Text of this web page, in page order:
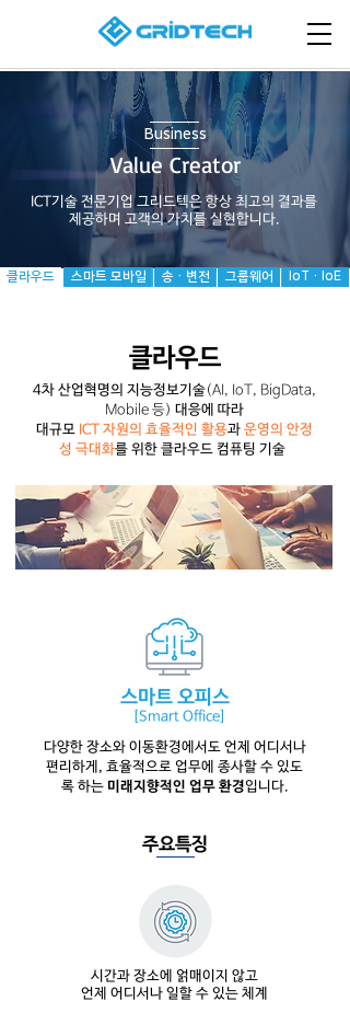
Business
Value Creator
ICT기술 전문기업 그리드텍은 항상 최고의 결과를
제공하며 고객의 가치를 실현합니다.
클라우드 스마트 모바일 송 · 변전 그룹웨어 IoT · IoE
스마트 오피스
[Smart Office]
​다양한 장소와 이동환경에서도 언제 어디서나
편리하게, 효율적으로 업무에 종사할 수 있도
록 하는미래지향적인 업무 환경입니다.
​주요특징
시간과 장소에 얽매이지 않고
언제 어디서나 일할 수 있는 체계
클라우드
​4차 산업혁명의 지능정보기술(AI, IoT, BigData,
Mobile 등) 대응에 따라
대규모 ICT 자원의 효율적인 활용과 운영의 안정
성 극대화를 위한 클라우드 컴퓨팅 기술